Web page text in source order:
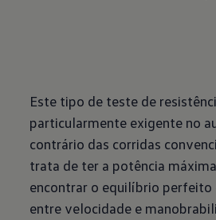
Este tipo de teste de
particularmente exigente no
contrário das corridas
trata de ter a potência
encontrar o equilíbrio
entre velocidade e